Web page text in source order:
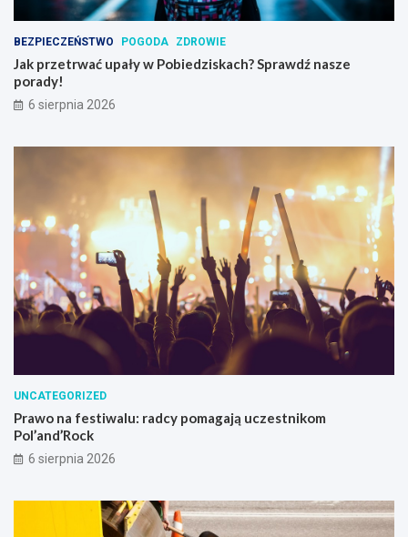
BEZPIECZEŃSTWO POGODA ZDROWIE
Jak przetrwać upały w Pobiedziskach? Sprawdź nasze
porady!
6 sierpnia 2026
UNCATEGORIZED
Prawo na festiwalu: radcy pomagają uczestnikom
Pol’and’Rock
6 sierpnia 2026